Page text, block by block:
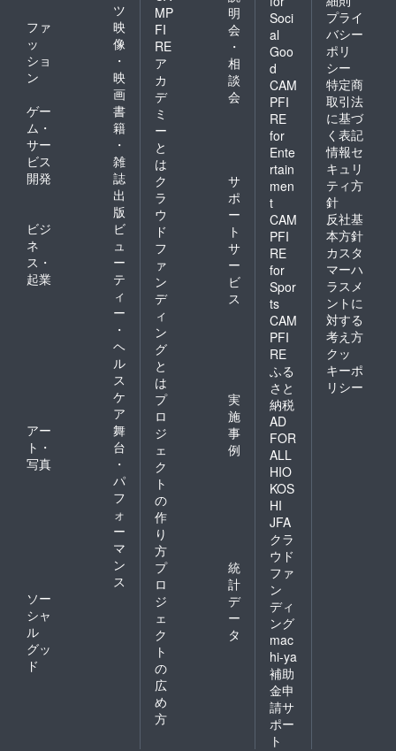
病院同行のまち合わせの
日。先々週もあんなに約束
して待ち合わせしたのに約
束の時間に周辺を探しても
見つからず…と思ったら後
で偶然会った時に聞くと
うっかり忘れていたらしい
です！笑今日はお会い出来
ますように。気を長く、多
少うまくいかなかったり失
敗したりしても、変わらぬ
スタンスで継続していくこ
と。これが山谷での支援の
形だな、と思いつつ日々歩
んでいっております。2021
年4月10日、義平真心
ツ
ファ
ッ
ショ
ン
映
像
・
映
画
ゲー
ム・
サー
ビス
開発
書
籍
・
雑
誌
出
版
ビジ
ネ
ス・
起業
ビ
ュ
ー
テ
ィ
ー
・
ヘ
ル
ス
ケ
ア
アー
ト・
写真
舞
台
・
パ
フ
ォ
ー
マ
ン
ス
ソー
シャ
ル
グッ
ド
MP
FI
RE
ア
カ
デ
ミ
ー
と
は
明
会
・
相
談
会
ク
ラ
ウ
ド
フ
ァ
ン
デ
ィ
ン
グ
と
は
サ
ポ
ー
ト
サ
ー
ビ
ス
プ
ロ
ジ
ェ
ク
ト
の
作
り
方
実
施
事
例
プ
ロ
ジ
ェ
ク
ト
の
広
め
方
統
計
デ
ー
タ
Soci
al
Goo
d
CAM
PFI
RE
for
Ente
rtain
men
t
CAM
PFI
RE
for
Spor
ts
CAM
PFI
RE
ふる
さと
納税
AD
FOR
ALL
HIO
KOS
HI
JFA
クラ
ウド
ファ
ン
ディ
ング
mac
hi-ya
補助
金申
請サ
ポー
ト
プライ
バシー
ポリ
シー
特定商
取引法
に基づ
く表記
情報セ
キュリ
ティ方
針
反社基
本方針
カスタ
マーハ
ラスメ
ントに
対する
考え方
クッ
キーポ
リシー